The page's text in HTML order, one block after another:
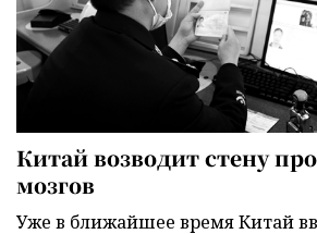
Китай возводит стену
мозгов
Уже в ближайшее время Китай